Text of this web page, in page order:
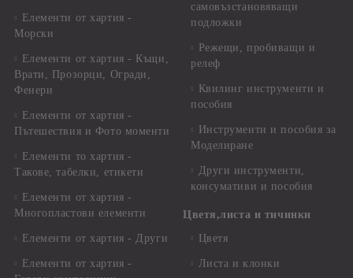
Елементи от хартия -
Морски
Елементи от хартия - Къщи,
Врати, Прозорци, Огради,
Фенери
Елементи от хартия -
Пътешествия и Фото моменти
Елементи то хартия -
Такове, табелки, етикети
Елементи от хартия -
Многопластови елементи
Елементи от хартия - Други
Елементи от хартия -
самовъзстановяващи
подложки
Режещи, пробиващи и
релеф
Квилинг инструменти и
пособия
Инструменти и пособия за
Моделиране
Други инструменти,
консумативи и пособия
Цветя,листа и тичинки
Цветя
Листа и клонки